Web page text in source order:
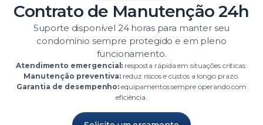
Contrato de Manutenção 24h
Suporte disponível 24 horas para manter seu
condomínio sempre protegido e em pleno
funcionamento.
Atendimento emergencial: resposta rápida em situações críticas.
Manutenção preventiva:reduz riscos e custos a longo prazo.
Garantia de desempenho: equipamentos sempre operando com
eficiência.